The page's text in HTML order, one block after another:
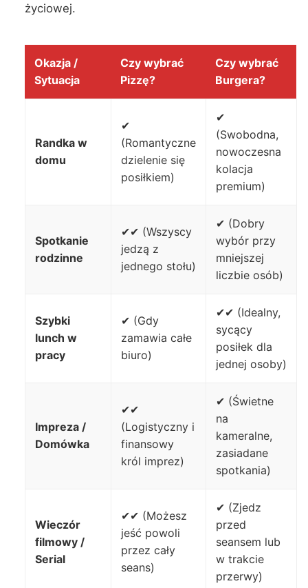
życiowej.
Okazja /
Sytuacja
Czy wybrać
Pizzę?
Czy wybrać
Burgera?
Randka w
domu
✔
(Romantyczne
dzielenie się
posiłkiem)
✔
(Swobodna,
nowoczesna
kolacja
premium)
Spotkanie
rodzinne
✔✔ (Wszyscy
jedzą z
jednego stołu)
✔ (Dobry
wybór przy
mniejszej
liczbie osób)
Szybki
lunch w
pracy
✔ (Gdy
zamawia całe
biuro)
✔✔ (Idealny,
sycący
posiłek dla
jednej osoby)
Impreza /
Domówka
✔✔
(Logistyczny i
finansowy
król imprez)
✔ (Świetne
na
kameralne,
zasiadane
spotkania)
Wieczór
filmowy /
Serial
✔✔ (Możesz
jeść powoli
przez cały
seans)
✔ (Zjedz
przed
seansem lub
w trakcie
przerwy)